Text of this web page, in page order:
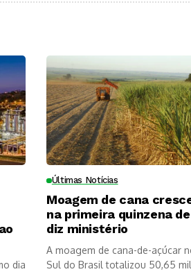
dia
Últimas Notícias
Moagem de cana
na primeira quinzena
diz ministério
A moagem de cana-de-açúcar
Sul do Brasil totalizou 50,65